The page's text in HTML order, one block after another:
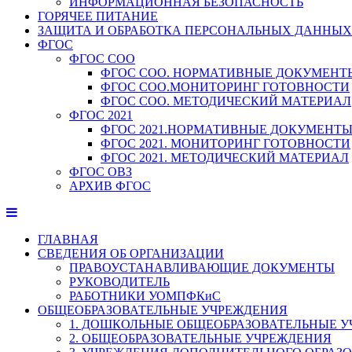
ГОРЯЧЕЕ ПИТАНИЕ
ЗАЩИТА И ОБРАБОТКА ПЕРСОНАЛЬНЫХ ДАННЫХ
ФГОС
ФГОС СОО
ФГОС СОО. НОРМАТИВНЫЕ
ФГОС СОО.МОНИТОРИНГ ГОТОВНОСТИ
ФГОС СОО. МЕТОДИЧЕСКИЙ МАТЕРИАЛ
ФГОС 2021
ФГОС 2021.НОРМАТИВНЫЕ ДОКУМЕНТЫ
ФГОС 2021. МОНИТОРИНГ ГОТОВНОСТИ
ФГОС 2021. МЕТОДИЧЕСКИЙ МАТЕРИАЛ
ФГОС ОВЗ
АРХИВ ФГОС
ГЛАВНАЯ
СВЕДЕНИЯ ОБ ОРГАНИЗАЦИИ
ПРАВОУСТАНАВЛИВАЮЩИЕ ДОКУМЕНТЫ
РУКОВОДИТЕЛЬ
РАБОТНИКИ УОМПФКиС
ОБЩЕОБРАЗОВАТЕЛЬНЫЕ УЧРЕЖДЕНИЯ
1. ДОШКОЛЬНЫЕ ОБЩЕОБРАЗОВАТЕЛЬНЫЕ
2. ОБЩЕОБРАЗОВАТЕЛЬНЫЕ УЧРЕЖДЕНИЯ